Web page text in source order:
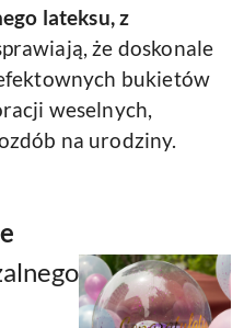
lateksu, z
że doskonale
bukietów
weselnych,
na urodziny.